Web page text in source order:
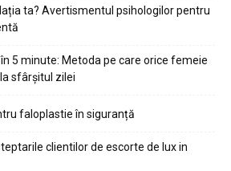
ta? Avertismentul psihologilor pentru
5 minute: Metoda pe care orice femeie
sfârșitul zilei
faloplastie în siguranță
clientilor de escorte de lux in